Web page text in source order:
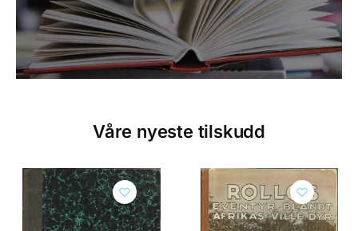
Våre nyeste tilskudd